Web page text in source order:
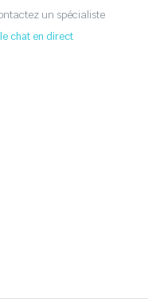
un spécialiste
chat en direct